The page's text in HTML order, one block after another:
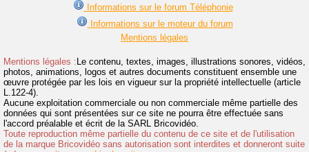
Informations sur le forum Téléphonie
Informations sur le moteur du forum
Mentions légales
Mentions légales : Le contenu, textes, images, illustrations sonores, vidéos,
photos, animations, logos et autres documents constituent ensemble une
œuvre protégée par les lois en vigueur sur la propriété intellectuelle (article
L.122-4).
Aucune exploitation commerciale ou non commerciale même partielle des
données qui sont présentées sur ce site ne pourra être effectuée sans
l'accord préalable et écrit de la SARL Bricovidéo.
Toute reproduction même partielle du contenu de ce site et de l'utilisation
de la marque Bricovidéo sans autorisation sont interdites et donneront suite